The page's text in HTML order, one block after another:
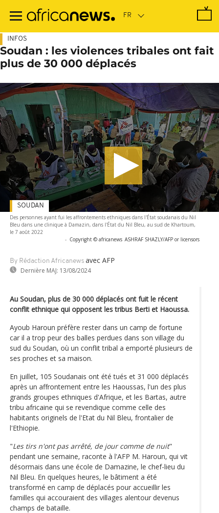
contenu
INFOS
Soudan : les violences tribales ont fait
plus de 30 000 déplacés
Des personnes ayant fui les affrontements ethniques dans l'État soudanais du Nil
Bleu dans une clinique à Damazin, dans l'État du Nil Bleu, au sud de Khartoum,
le 7 août 2022
- Copyright © africanews ASHRAF SHAZLY/AFP or licensors
By Rédaction Africanews avec AFP
Dernière MAJ: 13/08/2024
SOUDAN
Au Soudan, plus de 30 000 déplacés ont fuit le récent
conflit ethnique qui opposent les tribus Berti et Haoussa.
Ayoub Haroun préfère rester dans un camp de fortune
car il a trop peur des balles perdues dans son village du
sud du Soudan, où un conflit tribal a emporté plusieurs de
ses proches et sa maison.
En juillet, 105 Soudanais ont été tués et 31 000 déplacés
après un affrontement entre les Haoussas, l'un des plus
grands groupes ethniques d'Afrique, et les Bartas, autre
tribu africaine qui se revendique comme celle des
habitants originels de l'Etat du Nil Bleu, frontalier de
l'Ethiopie.
"Les tirs n'ont pas arrêté, de jour comme de nuit"
pendant une semaine, raconte à l'AFP M. Haroun, qui vit
désormais dans une école de Damazine, le chef-lieu du
Nil Bleu. En quelques heures, le bâtiment a été
transformé en camp de déplacés pour accueillir les
familles qui accouraient des villages alentour devenus
champs de bataille.